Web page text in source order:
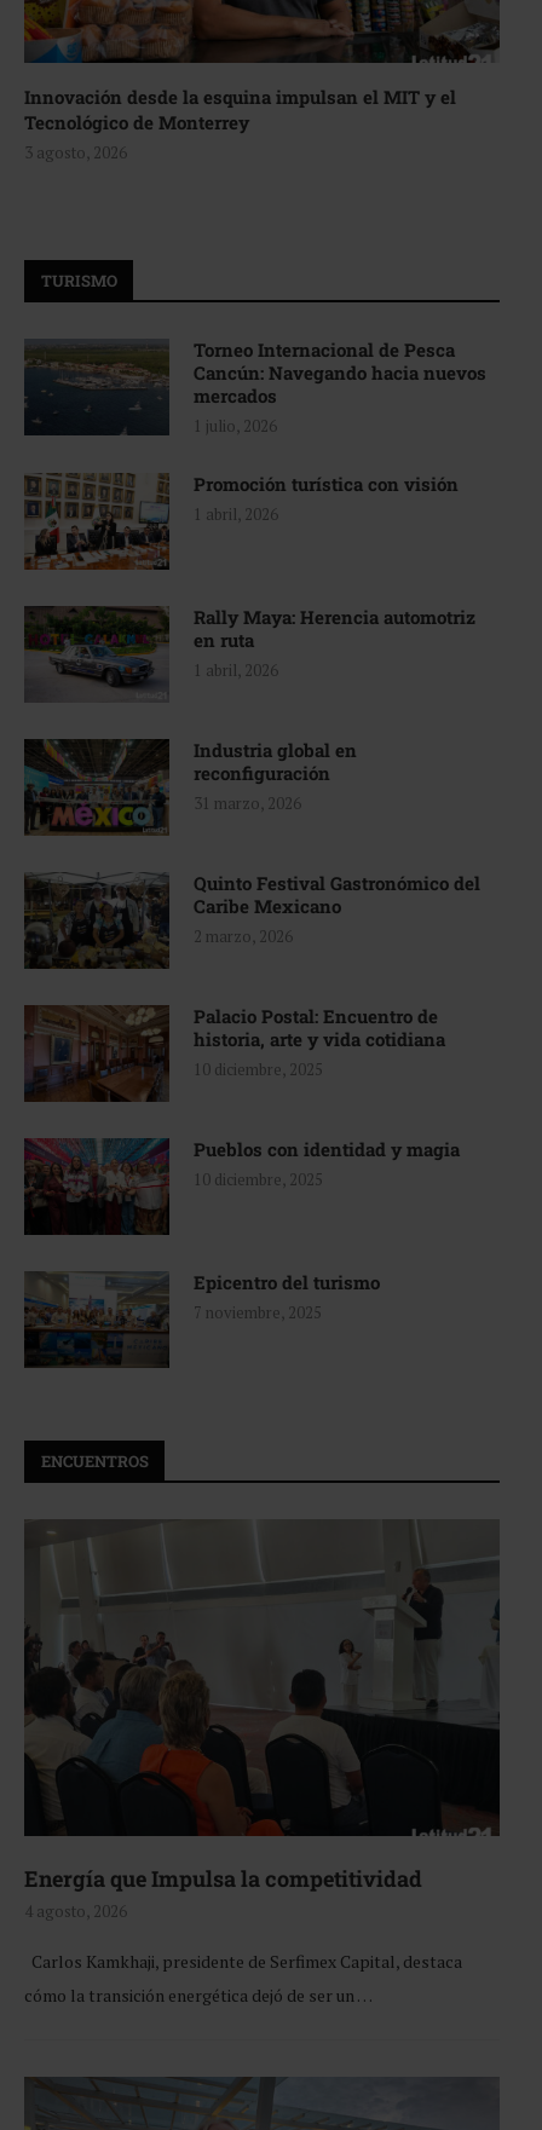
Innovación desde la esquina impulsan el MIT y el
Tecnológico de Monterrey
3 agosto, 2026
TURISMO
Torneo Internacional de Pesca
Cancún: Navegando hacia nuevos
mercados
1 julio, 2026
Promoción turística con visión
1 abril, 2026
Rally Maya: Herencia automotriz
en ruta
1 abril, 2026
Industria global en
reconfiguración
31 marzo, 2026
Quinto Festival Gastronómico del
Caribe Mexicano
2 marzo, 2026
Palacio Postal: Encuentro de
historia, arte y vida cotidiana
10 diciembre, 2025
Pueblos con identidad y magia
10 diciembre, 2025
Epicentro del turismo
7 noviembre, 2025
ENCUENTROS
Energía que Impulsa la competitividad
4 agosto, 2026
Carlos Kamkhaji, presidente de Serfimex Capital, destaca
cómo la transición energética dejó de ser un …